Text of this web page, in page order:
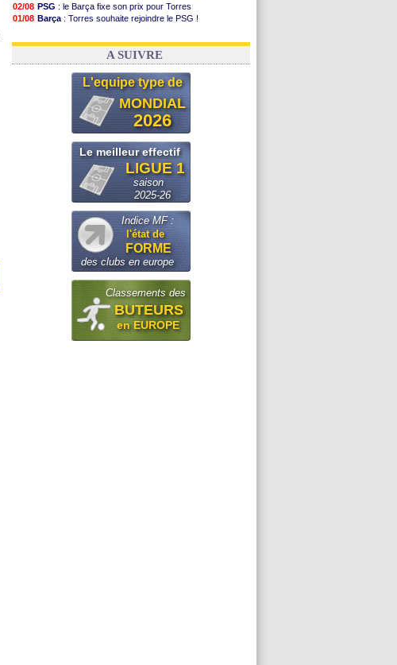
02/08 PSG : le Barça fixe son prix pour Torres
01/08 Barça : Torres souhaite rejoindre le PSG !
03/08 Argentine: quand Medina recadre... sa mère
A SUIVRE
L'equipe type de
MONDIAL
2026
Le meilleur effectif
LIGUE 1
saison
2025-26
Indice MF :
l'état de
FORME
des clubs en europe
Classements des
BUTEURS
en EUROPE